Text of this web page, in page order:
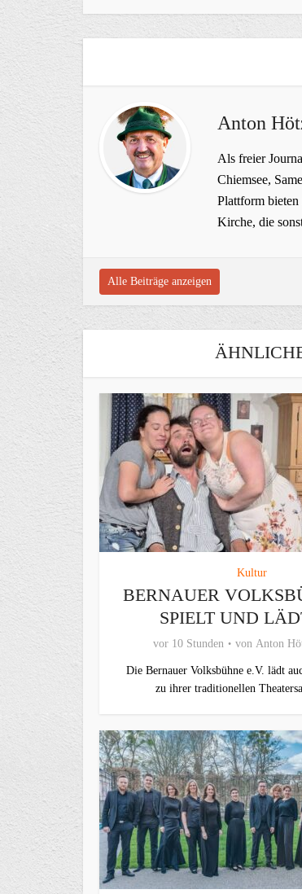
Anton
Als freier
Chiemsee,
Plattform
Kirche, die
Alle Beiträge anzeigen
Kultur
BERNAUER
SPIELT UND
vor 10 Stunden von Anton
Die Bernauer Volksbühne e.V. lädt
zu ihrer traditionellen